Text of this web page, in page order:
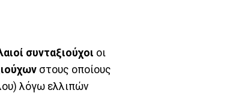
συνταξιούχοι οι
στους οποίους
λόγω ελλιπών